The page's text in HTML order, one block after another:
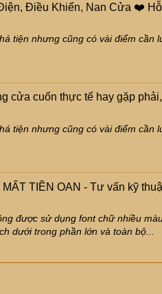
Điều Khiển, Nan Cửa ❤️
tiện nhưng cũng có vài điểm cần
cửa cuốn thực tế hay gặp
tiện nhưng cũng có vài điểm cần
TIỀN OAN - Tư vấn kỹ
được sử dụng font chữ nhiều
dưới trong phần lớn và toàn bộ...